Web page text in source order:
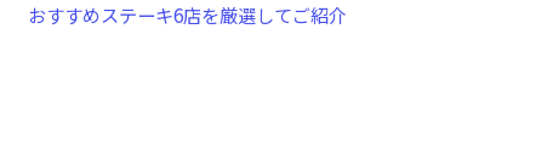
おすすめステーキ6店を厳選してご紹介